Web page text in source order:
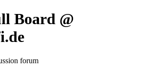
Board @
forum